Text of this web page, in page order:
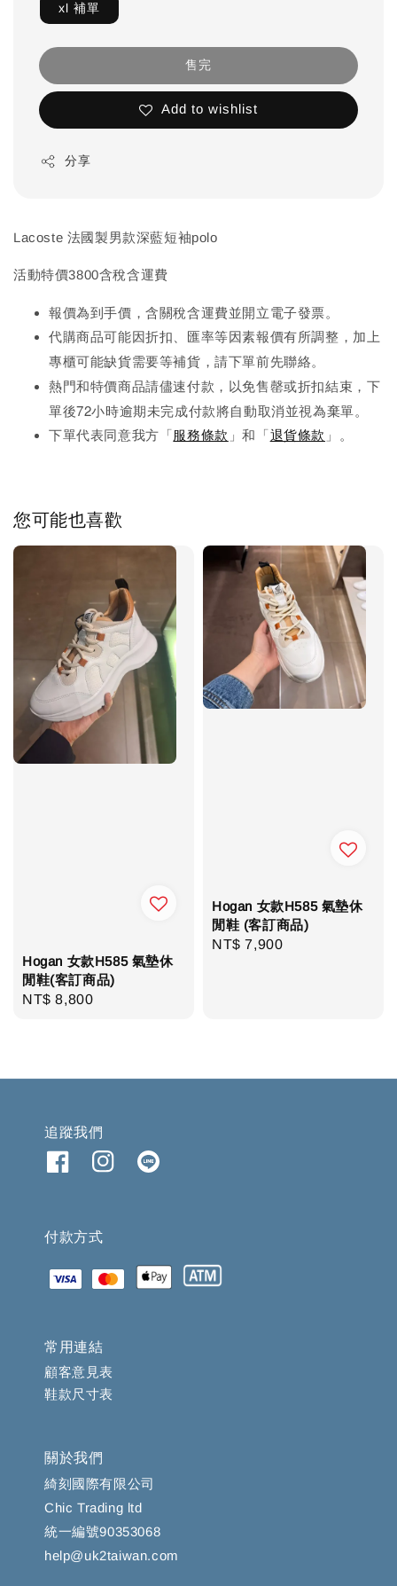
xl 補單
售完
Add to wishlist
分享
Lacoste 法國製男款深藍短袖polo
活動特價3800含稅含運費
報價為到手價，含關稅含運費並開立電子發票。
代購商品可能因折扣、匯率等因素報價有所調整，加上
專櫃可能缺貨需要等補貨，請下單前先聯絡。
熱門和特價商品請儘速付款，以免售罄或折扣結束，下
單後72小時逾期未完成付款將自動取消並視為棄單。
下單代表同意我方「服務條款 」和「退貨條款 」。
您可能也喜歡
Hogan 女款H585 氣墊休
閒鞋(客訂商品)
Regular
NT$ 8,800
Hogan 女款H585 氣墊休
閒鞋 (客訂商品)
Regular
NT$ 7,900
追蹤我們
付款方式
常用連結
顧客意見表
鞋款尺寸表
關於我們
綺刻國際有限公司
Chic Trading ltd
統一編號90353068
help@uk2taiwan.com